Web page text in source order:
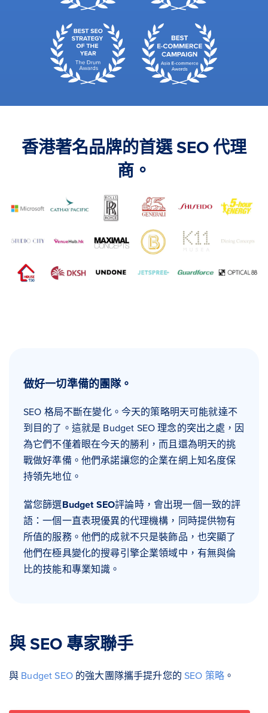
香港著名品牌的首選 SEO 代理
商。
與 SEO 專家聯手
與 Budget SEO的強大團隊攜手提升您的SEO 策略 。
做好一切準備的團隊。
SEO 格局不斷在變化。今天的策略明天可能就達不
到目的了。這就是 Budget SEO 理念的突出之處，因
為它們不僅着眼在今天的勝利，而且還為明天的挑
戰做好準備。他們承諾讓您的企業在網上知名度保
持領先地位。
當您篩選Budget SEO評論時，會出現一個一致的評
語：一個一直表現優異的代理機構，同時提供物有
所值的服務。他們的成就不只是裝飾品，也突顯了
他們在極具變化的搜尋引擎企業領域中，有無與倫
比的技能和專業知識。